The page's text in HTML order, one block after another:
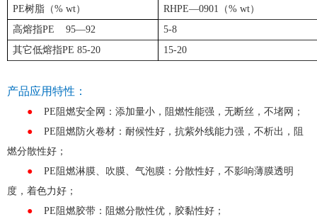
PE树脂（% wt）
RHPE—0901（% wt）
高熔指PE 95—92
5-8
其它低熔指PE 85-20
15-20
产品应用特性：
● PE阻燃安全网：添加量小，阻燃性能强，无断丝，不堵网；
● PE阻燃防火卷材：耐候性好，抗紫外线能力强，不析出，阻
燃分散性好；
● PE阻燃淋膜、吹膜、气泡膜：分散性好，不影响薄膜透明
度，着色力好；
● PE阻燃胶带：阻燃分散性优，胶黏性好；